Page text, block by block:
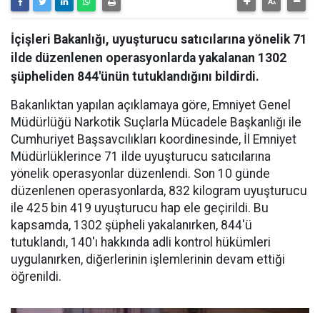
İçişleri Bakanlığı, uyuşturucu satıcılarına yönelik 71
ilde düzenlenen operasyonlarda yakalanan 1302
şüpheliden 844'ünün tutuklandığını bildirdi.
Bakanlıktan yapılan açıklamaya göre, Emniyet Genel
Müdürlüğü Narkotik Suçlarla Mücadele Başkanlığı ile
Cumhuriyet Başsavcılıkları koordinesinde, İl Emniyet
Müdürlüklerince 71 ilde uyuşturucu satıcılarına
yönelik operasyonlar düzenlendi. Son 10 günde
düzenlenen operasyonlarda, 832 kilogram uyuşturucu
ile 425 bin 419 uyuşturucu hap ele geçirildi. Bu
kapsamda, 1302 şüpheli yakalanırken, 844'ü
tutuklandı, 140'ı hakkında adli kontrol hükümleri
uygulanırken, diğerlerinin işlemlerinin devam ettiği
öğrenildi.